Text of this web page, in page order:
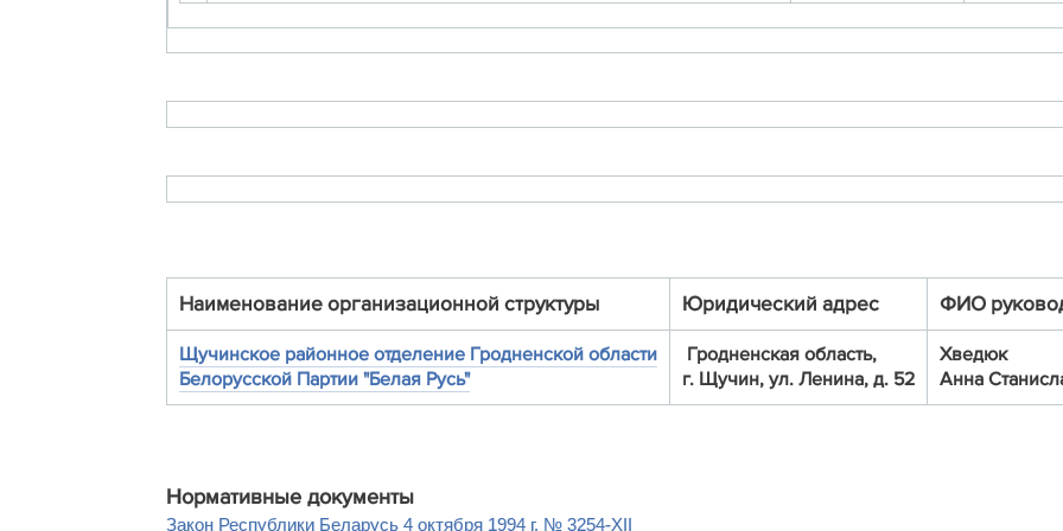
Наименование организационной структуры Юридический адрес ФИО
Щучинское районное отделение Гродненской области
Белорусской Партии "Белая Русь"
Гродненская область,
г. Щучин, ул. Ленина, д. 52
Хведюк
Анна
Нормативные документы
Закон Республики Беларусь 4 октября 1994 г. № 3254-XІІ